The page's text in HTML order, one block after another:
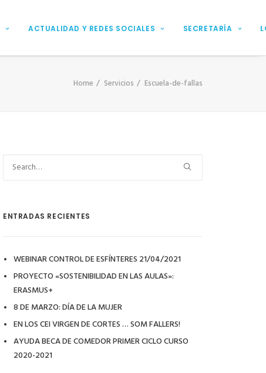
ACTUALIDAD Y REDES SOCIALES SECRETARÍA
Home Servicios Escuela-de-fallas
ENTRADAS RECIENTES
WEBINAR CONTROL DE ESFÍNTERES 21/04/2021
PROYECTO «SOSTENIBILIDAD EN LAS AULAS»:
ERASMUS+
8 DE MARZO: DÍA DE LA MUJER
EN LOS CEI VIRGEN DE CORTES … SOM FALLERS!
AYUDA BECA DE COMEDOR PRIMER CICLO CURSO
2020-2021